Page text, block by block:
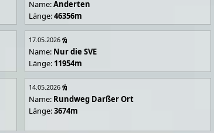
Name:Anderten
Länge:46356m
17.05.2026
Name: Nur die SVE
Länge: 11954m
14.05.2026
Name: Rundweg Darßer Ort
Länge:3674m